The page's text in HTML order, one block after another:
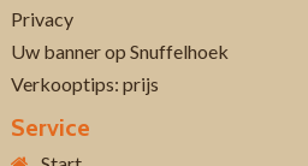
Privacy
Uw banner op Snuffelhoek
Verkooptips: prijs
Service